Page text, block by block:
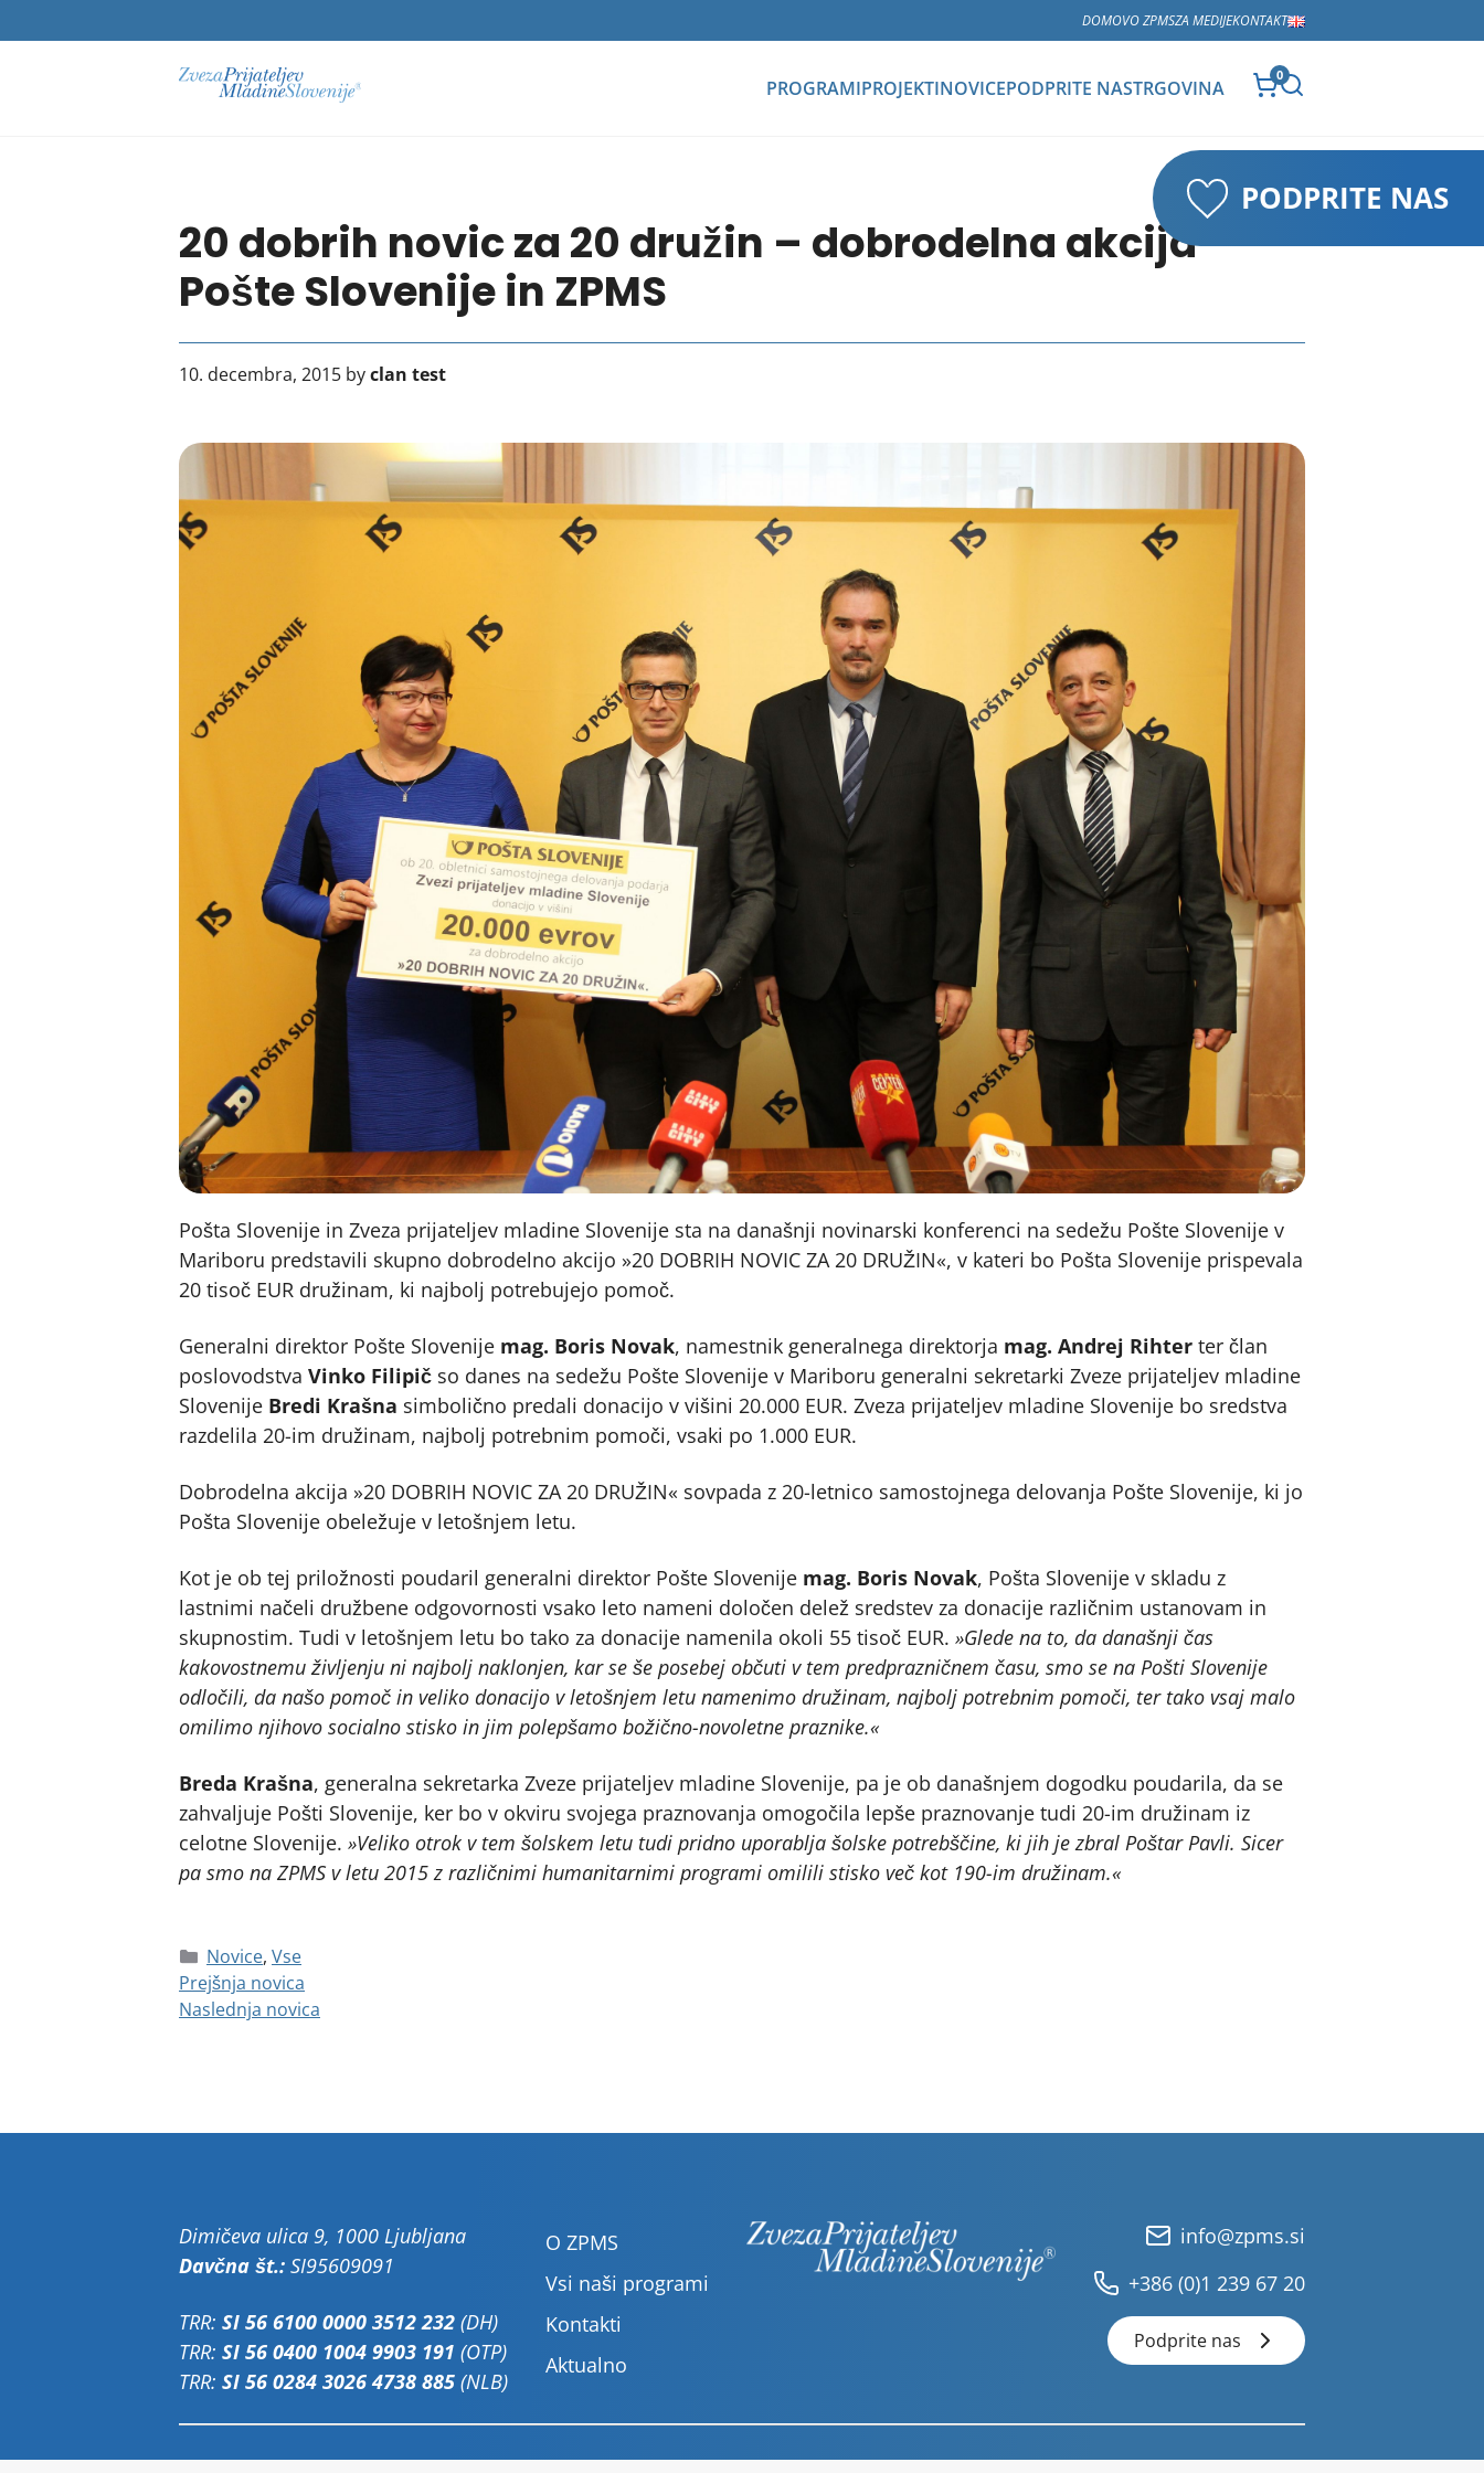
DOMOVO ZPMSZA MEDIJEKONTAKT
PROGRAMIPROJEKTINOVICEPODPRITE NASTRGOVINA
0
PODPRITE NAS
20 dobrih novic za 20 družin – dobrodelna akcija
Pošte Slovenije in ZPMS
10. decembra, 2015 byclan test
Pošta Slovenije in Zveza prijateljev mladine Slovenije sta na današnji novinarski konferenci na sedežu Pošte Slovenije v
Mariboru predstavili skupno dobrodelno akcijo »20 DOBRIH NOVIC ZA 20 DRUŽIN«, v kateri bo Pošta Slovenije prispevala
20 tisoč EUR družinam, ki najbolj potrebujejo pomoč.
Generalni direktor Pošte Slovenije mag. Boris Novak, namestnik generalnega direktorja mag. Andrej Rihter ter član
poslovodstva Vinko Filipič so danes na sedežu Pošte Slovenije v Mariboru generalni sekretarki Zveze prijateljev mladine
Slovenije Bredi Krašna simbolično predali donacijo v višini 20.000 EUR. Zveza prijateljev mladine Slovenije bo sredstva
razdelila 20-im družinam, najbolj potrebnim pomoči, vsaki po 1.000 EUR.
Dobrodelna akcija »20 DOBRIH NOVIC ZA 20 DRUŽIN« sovpada z 20-letnico samostojnega delovanja Pošte Slovenije, ki jo
Pošta Slovenije obeležuje v letošnjem letu.
Kot je ob tej priložnosti poudaril generalni direktor Pošte Slovenije mag. Boris Novak, Pošta Slovenije v skladu z
lastnimi načeli družbene odgovornosti vsako leto nameni določen delež sredstev za donacije različnim ustanovam in
skupnostim. Tudi v letošnjem letu bo tako za donacije namenila okoli 55 tisoč EUR. »Glede na to, da današnji čas
kakovostnemu življenju ni najbolj naklonjen, kar se še posebej občuti v tem predprazničnem času, smo se na Pošti Slovenije
odločili, da našo pomoč in veliko donacijo v letošnjem letu namenimo družinam, najbolj potrebnim pomoči, ter tako vsaj malo
omilimo njihovo socialno stisko in jim polepšamo božično-novoletne praznike.«
Breda Krašna, generalna sekretarka Zveze prijateljev mladine Slovenije, pa je ob današnjem dogodku poudarila, da se
zahvaljuje Pošti Slovenije, ker bo v okviru svojega praznovanja omogočila lepše praznovanje tudi 20-im družinam iz
celotne Slovenije. »Veliko otrok v tem šolskem letu tudi pridno uporablja šolske potrebščine, ki jih je zbral Poštar Pavli. Sicer
pa smo na ZPMS v letu 2015 z različnimi humanitarnimi programi omilili stisko več kot 190-im družinam.«
Novice, Vse
Prejšnja novica
Naslednja novica
Dimičeva ulica 9, 1000 Ljubljana
Davčna št.: SI95609091
TRR: SI 56 6100 0000 3512 232 (DH)
TRR: SI 56 0400 1004 9903 191 (OTP)
TRR: SI 56 0284 3026 4738 885 (NLB)
O ZPMS
Vsi naši programi
Kontakti
Aktualno
info@zpms.si
+386 (0)1 239 67 20
Podprite nas